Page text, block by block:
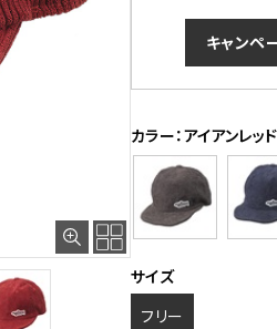
キャンペ
カラー：アイアンレッド
サイズ
フリー